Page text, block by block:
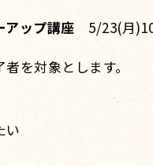
アップ講座 5/23(月
を対象とします。
い